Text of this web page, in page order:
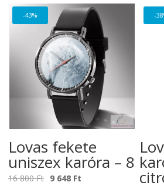
-43%
Lovas fekete
uniszex karóra – 8
16 800Ft Original
9 648 Ft
-